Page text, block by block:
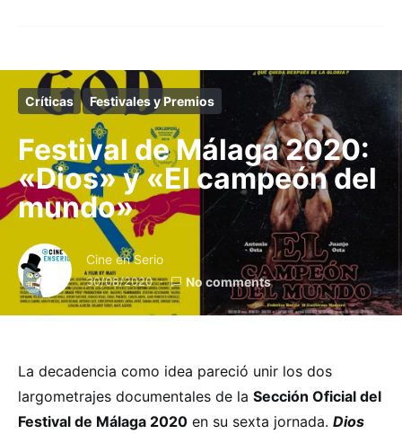
Críticas Festivales y Premios
Festival de Málaga 2020:
«Dios» y «El campeón del
mundo»
Cine en Serio
30/08/2020 No comments
La decadencia como idea pareció unir los dos
largometrajes documentales de la Sección Oficial del
Festival de Málaga 2020 en su sexta jornada. Dios